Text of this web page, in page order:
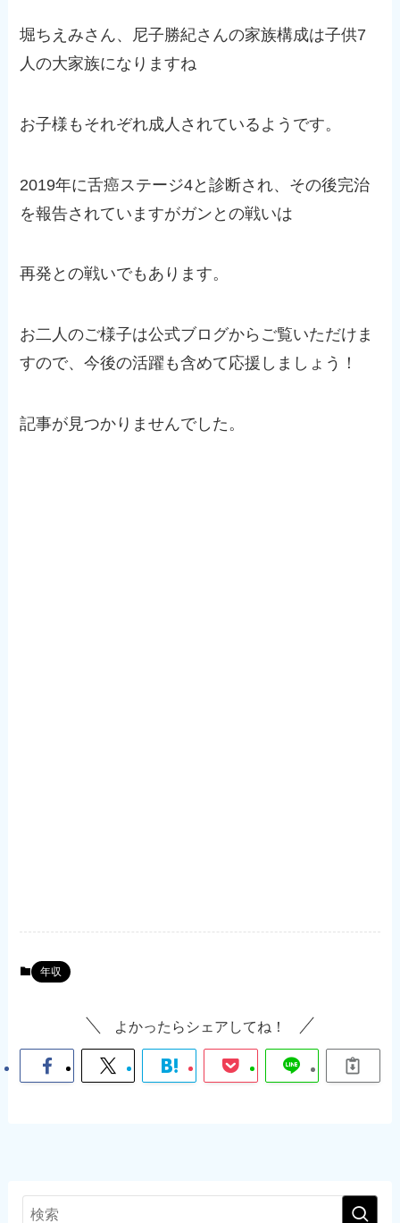
堀ちえみさん、尼子勝紀さんの家族構成は子供7
人の大家族になりますね
お子様もそれぞれ成人されているようです。
2019年に舌癌ステージ4と診断され、その後完治
を報告されていますがガンとの戦いは
再発との戦いでもあります。
お二人のご様子は公式ブログからご覧いただけま
すので、今後の活躍も含めて応援しましょう！
記事が見つかりませんでした。
年収
よかったらシェアしてね！